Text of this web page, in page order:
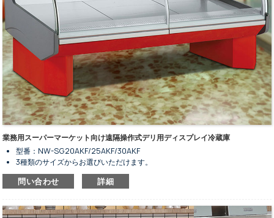
業務用スーパーマーケット向け遠隔操作式デリ用ディスプレイ冷蔵庫
型番：NW-SG20AKF/25AKF/30AKF
3種類のサイズからお選びいただけます。
デリ商品の冷蔵・陳列用。
遠隔設置型凝縮ユニット。
全自動霜取り式。
問い合わせ 詳細